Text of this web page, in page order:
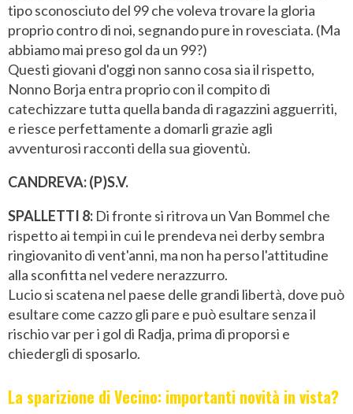
tipo sconosciuto del 99 che voleva trovare la gloria
proprio contro di noi, segnando pure in rovesciata. (Ma
abbiamo mai preso gol da un 99?)
Questi giovani d'oggi non sanno cosa sia il rispetto,
Nonno Borja entra proprio con il compito di
catechizzare tutta quella banda di ragazzini agguerriti,
e riesce perfettamente a domarli grazie agli
avventurosi racconti della sua gioventù.
CANDREVA: (P)S.V.
SPALLETTI 8: Di fronte si ritrova un Van Bommel che
rispetto ai tempi in cui le prendeva nei derby sembra
ringiovanito di vent'anni, ma non ha perso l'attitudine
alla sconfitta nel vedere nerazzurro.
Lucio si scatena nel paese delle grandi libertà, dove può
esultare come cazzo gli pare e può esultare senza il
rischio var per i gol di Radja, prima di proporsi e
chiedergli di sposarlo.
La sparizione di Vecino: importanti novità in vista?